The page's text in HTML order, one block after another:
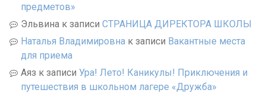
предметов»
Эльвина к записи СТРАНИЦА ДИРЕКТОРА ШКОЛЫ
Наталья Владимировна к записи Вакантные места
для приема
Аяз к записи Ура! Лето! Каникулы! Приключения и
путешествия в школьном лагере «Дружба»